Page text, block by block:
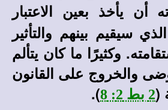
أن يأخذ بعين الاعتبار
سيقيم بينهم والتأثير
وكثيرًا ما كان يتألم
والخروج على القانون
(2 بط 2: 8
).